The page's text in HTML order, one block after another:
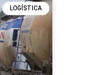
LOGÍSTICA